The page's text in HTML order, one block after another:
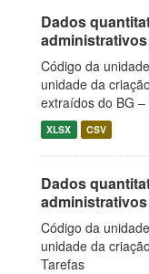
Dados
administrativos
Código da
unidade da
extraídos do BG –
XLSX CSV
Dados
Código da
unidade da
Tarefas